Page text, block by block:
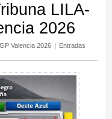
LILA-
2026
Valencia 2026 | Entradas